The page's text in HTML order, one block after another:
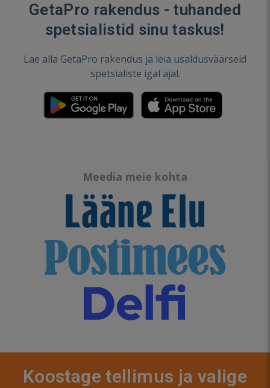
GetaPro rakendus - tuhanded
spetsialistid sinu taskus!
Lae alla GetaPro rakendus ja leia usaldusväärseid
spetsialiste igal ajal.
Meedia meie kohta
Koostage tellimus ja valige